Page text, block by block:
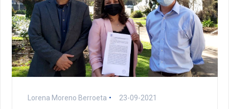
Lorena Moreno Berroeta 23-09-2021